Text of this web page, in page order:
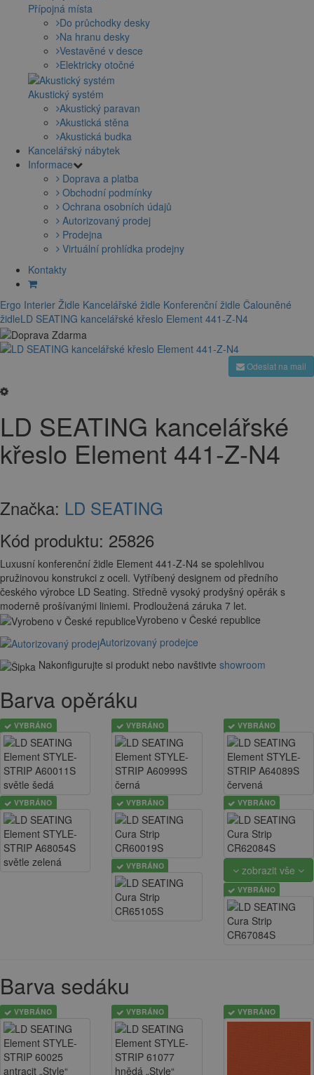
Přípojná místa
Do průchodky desky
Na hranu desky
Vestavěné v desce
Elektricky otočné
Akustický systém
Akustický paravan
Akustická stěna
Akustická budka
Kancelářský nábytek
Informace
Doprava a platba
Obchodní podmínky
Ochrana osobních údajů
Autorizovaný prodej
Prodejna
Virtuální prohlídka prodejny
Kontakty
Ergo Interier Židle Kancelářské židle Konferenční židle Čalouněné
židleLD SEATING kancelářské křeslo Element 441-Z-N4
Odeslat na mail
LD SEATING kancelářské
křeslo Element 441-Z-N4
Značka: LD SEATING
Kód produktu: 25826
Luxusní konferenční židle Element 441-Z-N4 se spolehlivou
pružinovou konstrukci z oceli. Vytříbený designem od předního
českého výrobce LD Seating. Středně vysoký prodyšný opěrák s
moderně prošívanými liniemi. Prodloužená záruka 7 let.
Vyrobeno v České republice
Autorizovaný prodejce
Nakonfigurujte si produkt nebo navštivte showroom
Barva opěráku
VYBRÁNO VYBRÁNO VYBRÁNO
VYBRÁNO VYBRÁNO VYBRÁNO
VYBRÁNO zobrazit vše
VYBRÁNO
Barva sedáku
VYBRÁNO VYBRÁNO VYBRÁNO